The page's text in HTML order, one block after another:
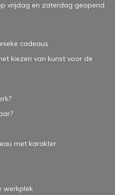
vrijdag en zaterdag geopend
cadeaus
kiezen van kunst voor de
met karakter
werkplek